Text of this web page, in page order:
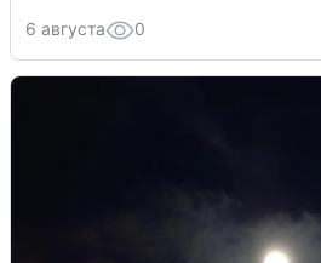
6 августа 0